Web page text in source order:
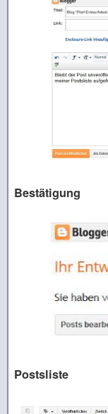
Bestätigung
Postsliste